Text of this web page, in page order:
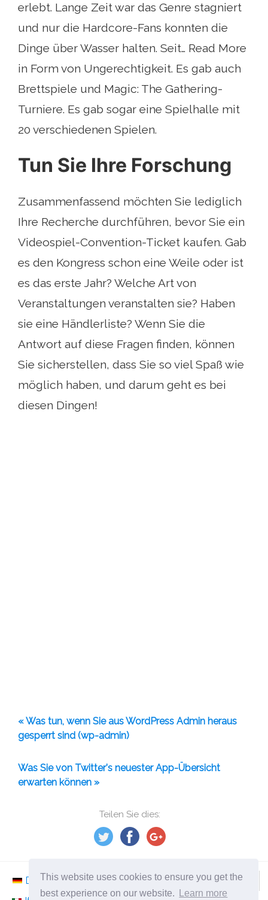
This website uses cookies to ensure you get the
best experience on our website.
Learn more
Teilen Sie dies:
erlebt. Lange Zeit war das Genre stagniert
und nur die Hardcore-Fans konnten die
Dinge über Wasser halten. Seit… Read More
in Form von Ungerechtigkeit. Es gab auch
Brettspiele und Magic: The Gathering-
Turniere. Es gab sogar eine Spielhalle mit
20 verschiedenen Spielen.
Tun Sie Ihre Forschung
Zusammenfassend möchten Sie lediglich
Ihre Recherche durchführen, bevor Sie ein
Videospiel-Convention-Ticket kaufen. Gab
es den Kongress schon eine Weile oder ist
es das erste Jahr? Welche Art von
Veranstaltungen veranstalten sie? Haben
sie eine Händlerliste? Wenn Sie die
Antwort auf diese Fragen finden, können
Sie sicherstellen, dass Sie so viel Spaß wie
möglich haben, und darum geht es bei
diesen Dingen!
« Was tun, wenn Sie aus WordPress Admin heraus
gesperrt sind (wp-admin)
Was Sie von Twitter's neuester App-Übersicht
erwarten können »
Deutsch Nederlands Svenska
Norsk